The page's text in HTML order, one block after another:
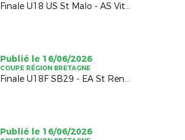
Finale U18 US St Malo - AS Vitré (2-2; 4-5 TAB)
Publié le 16/06/2026
COUPE RÉGION BRETAGNE
Finale U18F SB29 - EA St Renan (1-0)
Publié le 16/06/2026